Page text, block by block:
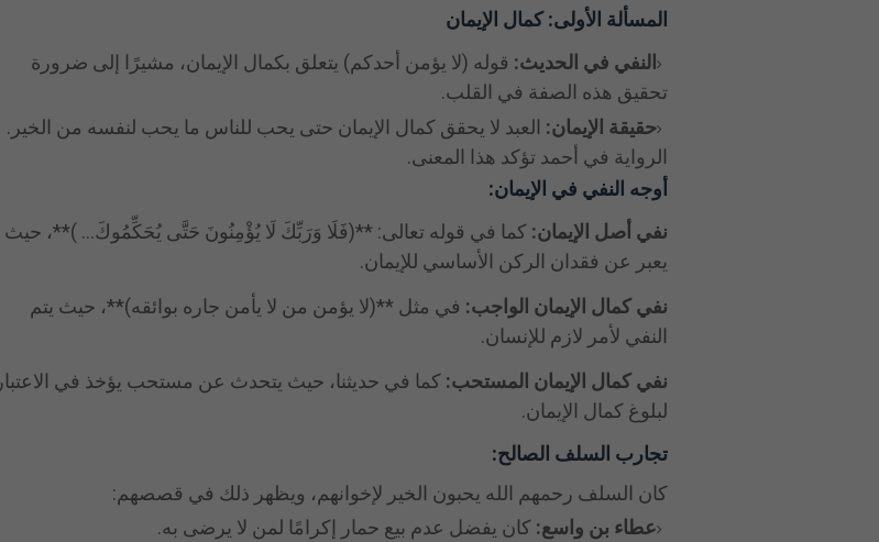
المسألة الأولى: كمال الإيمان
النفي في الحديث: قوله (لا يؤمن أحدكم) يتعلق بكمال الإيمان، مشيرًا إلى ضرورة
تحقيق هذه الصفة في القلب.
حقيقة الإيمان: العبد لا يحقق كمال الإيمان حتى يحب للناس ما يحب لنفسه من الخير.
الرواية في أحمد تؤكد هذا المعنى.
أوجه النفي في الإيمان:
نفي أصل الإيمان: كما في قوله تعالى: **(فَلَا وَرَبِّكَ لَا يُؤْمِنُونَ حَتَّى يُحَكِّمُوكَ... )**، حيث
يعبر عن فقدان الركن الأساسي للإيمان.
نفي كمال الإيمان الواجب: في مثل **(لا يؤمن من لا يأمن جاره بوائقه)**، حيث يتم
النفي لأمر لازم للإنسان.
نفي كمال الإيمان المستحب: كما في حديثنا، حيث يتحدث عن مستحب يؤخذ في الاعتبار
لبلوغ كمال الإيمان.
تجارب السلف الصالح:
كان السلف رحمهم الله يحبون الخير لإخوانهم، ويظهر ذلك في قصصهم:
عطاء بن واسع: كان يفضل عدم بيع حمار إكرامًا لمن لا يرضى به.